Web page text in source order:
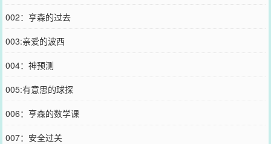
002：亨森的过去
003:亲爱的波西
004：神预测
005:有意思的球探
006：亨森的数学课
007：安全过关